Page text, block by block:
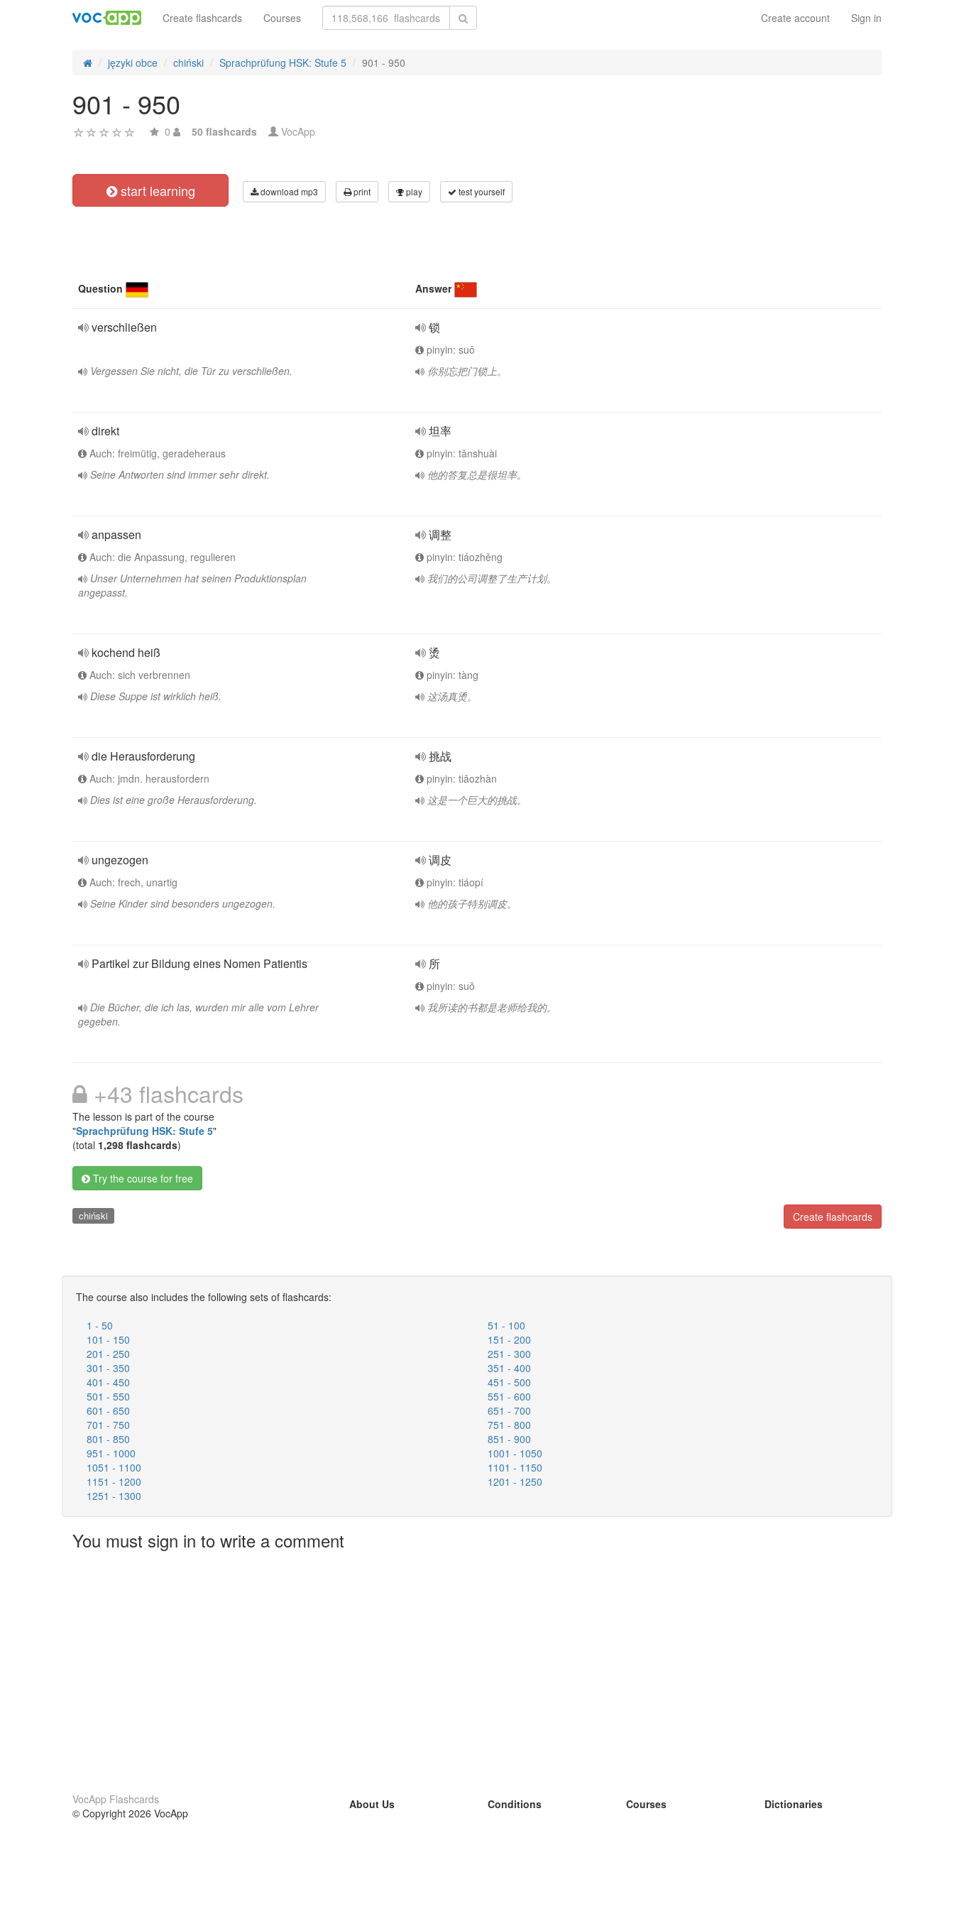
Create account Sign in
Create flashcards Courses
języki obce chiński Sprachprüfung HSK: Stufe 5 901 - 950
901 - 950
0 50 flashcards VocApp
start learning download mp3 print play test yourself
Question Answer
verschließen
Vergessen Sie nicht, die Tür zu verschließen.
锁
pinyin: suǒ
你别忘把门锁上。
direkt
Auch: freimütig, geradeheraus
Seine Antworten sind immer sehr direkt.
坦率
pinyin: tǎnshuài
他的答复总是很坦率。
anpassen
Auch: die Anpassung, regulieren
Unser Unternehmen hat seinen Produktionsplan
angepasst.
调整
pinyin: tiáozhěng
我们的公司调整了生产计划。
kochend heiß
Auch: sich verbrennen
Diese Suppe ist wirklich heiß.
烫
pinyin: tàng
这汤真烫。
die Herausforderung
Auch: jmdn. herausfordern
Dies ist eine große Herausforderung.
挑战
pinyin: tiǎozhàn
这是一个巨大的挑战。
ungezogen
Auch: frech, unartig
Seine Kinder sind besonders ungezogen.
调皮
pinyin: tiáopí
他的孩子特别调皮。
Partikel zur Bildung eines Nomen Patientis
Die Bücher, die ich las, wurden mir alle vom Lehrer
gegeben.
所
pinyin: suǒ
我所读的书都是老师给我的。
+43 flashcards
The lesson is part of the course
"Sprachprüfung HSK: Stufe 5"
(total 1,298 flashcards)
Try the course for free
Create flashcards
chiński
The course also includes the following sets of flashcards:
1 - 50
51 - 100
101 - 150
151 - 200
201 - 250
251 - 300
301 - 350
351 - 400
401 - 450
451 - 500
501 - 550
551 - 600
601 - 650
651 - 700
701 - 750
751 - 800
801 - 850
851 - 900
951 - 1000
1001 - 1050
1051 - 1100
1101 - 1150
1151 - 1200
1201 - 1250
1251 - 1300
You must sign in to write a comment
VocApp Flashcards
© Copyright 2026 VocApp
About Us
Conditions
Courses
Dictionaries